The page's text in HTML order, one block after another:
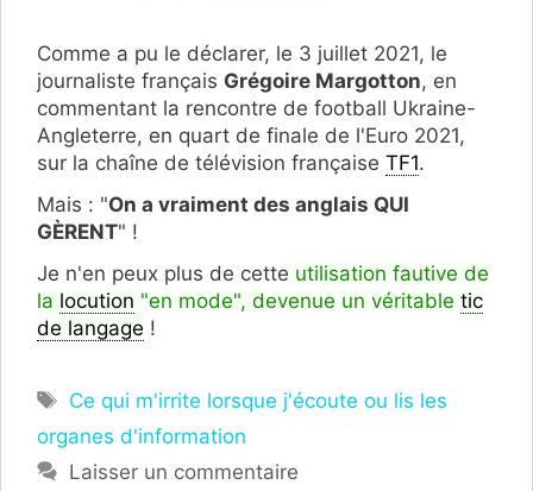
Comme a pu le déclarer, le 3 juillet 2021, le
journaliste français Grégoire Margotton, en
commentant la rencontre de football Ukraine-
Angleterre, en quart de finale de l'Euro 2021,
sur la chaîne de télévision française TF1.
Mais : "On a vraiment des anglais QUI
GÈRENT" !
Je n'en peux plus de cette utilisation fautive de
la locution "en mode", devenue un véritable tic
de langage !
Étiquettes
Ce qui m'irrite lorsque j'écoute ou lis les
organes d'information
Laisser un commentaire